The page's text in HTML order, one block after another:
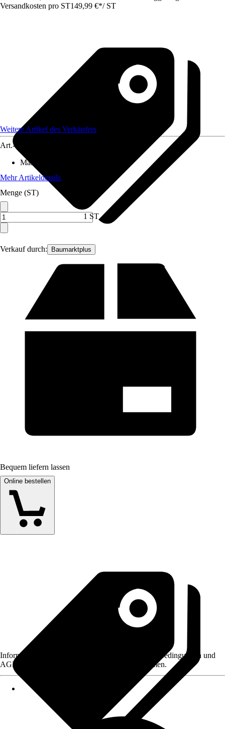
Versandkosten pro ST149,99 €*/ ST
Verkauf durch: Baumarktplus
Weitere Artikel des Verkäufers
Art.-Nr.
Max. Belastbarkeit
Mehr Artikeldetails
Menge (ST)
1 ST
Bequem liefern lassen
Online bestellen
Informationen des Verkäufers, wie z. B. Rückgabebedingungen und
AGB, finden Sie bei Klick auf den Verkäufernamen.